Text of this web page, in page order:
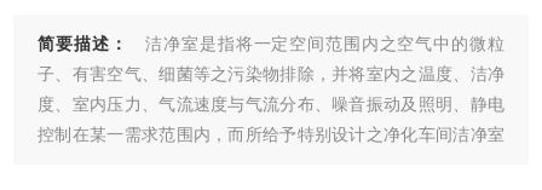
简要描述：
洁净室是指将一定空间范围内之空气中的微粒
子、有害空气、细菌等之污染物排除，并将室内之温度、洁净
度、室内压力、气流速度与气流分布、噪音振动及照明、静电
控制在某一需求范围内，而所给予特别设计之净化车间洁净室